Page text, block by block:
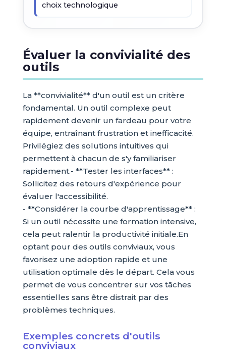
choix technologique
Évaluer la convivialité des
outils
La **convivialité** d'un outil est un critère
fondamental. Un outil complexe peut
rapidement devenir un fardeau pour votre
équipe, entraînant frustration et inefficacité.
Privilégiez des solutions intuitives qui
permettent à chacun de s'y familiariser
rapidement.- **Tester les interfaces** :
Sollicitez des retours d'expérience pour
évaluer l'accessibilité.
- **Considérer la courbe d'apprentissage** :
Si un outil nécessite une formation intensive,
cela peut ralentir la productivité initiale.En
optant pour des outils conviviaux, vous
favorisez une adoption rapide et une
utilisation optimale dès le départ. Cela vous
permet de vous concentrer sur vos tâches
essentielles sans être distrait par des
problèmes techniques.
Exemples concrets d'outils
conviviaux